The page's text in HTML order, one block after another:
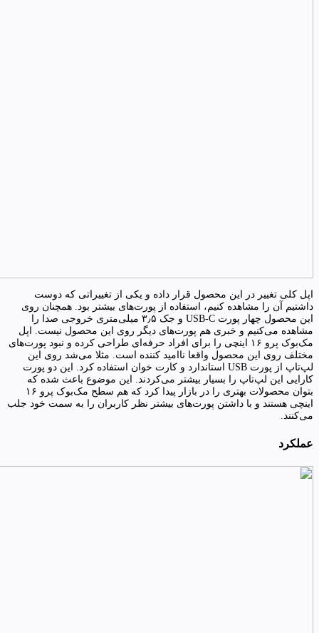
اپل کلی تغییر در این محصول قرار داده و یکی از تغییراتی که دوست
داشتیم آن را مشاهده کنیم، استفاده از پورت‌های بیشتر بود. همچنان روی
این محصول چهار پورت USB-C و جک ۳٫۵ میلی‌متری خروجی صدا را
مشاهده می‌کنیم و خبری هم پورت‌های دیگر روی این محصول نیست. اپل
مک‌بوک پرو ۱۶ اینچی را برای افراد حرفه‌ای طراحی کرده و نبود پورت‌های
مختلف روی این محصول واقعا ناامید کننده است. مثلا می‌شد روی این
لپ‌تاپ از پورت USB استاندارد و کارت خوان استفاده کرد. این دو پورت
کارایی این لپ‌تاپ را بسیار بیشتر می‌کردند. این موضوع باعث شده که
بتوان محصولات بهتری را در بازار پیدا کرد که هم سطح مک‌بوک پرو ۱۶
اینچی هستند و با داشتن پورت‌های بیشتر نظر کاربران را به سمت خود جلب
می‌کنند.
عملکرد